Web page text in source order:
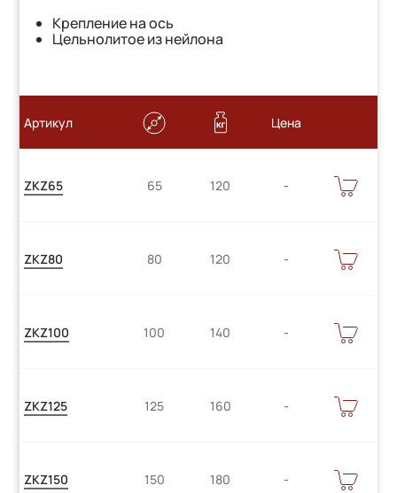
Крепление на ось
Цельнолитое из нейлона
Артикул Цена
ZKZ65 65 120
В
КОРЗИНУ
ZKZ80 80 120
В
КОРЗИНУ
ZKZ100 100 140
В
КОРЗИНУ
ZKZ125 125 160
В
КОРЗИНУ
ZKZ150 150 180
В
КОРЗИНУ